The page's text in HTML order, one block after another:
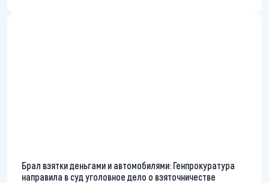
Брал взятки деньгами и автомобилями: Генпрокуратура
направила в суд уголовное дело о взяточничестве